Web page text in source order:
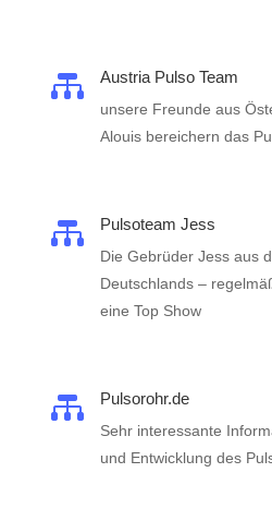
 Austria Pulso Team
unsere Freunde aus
Alouis bereichern das
 Pulsoteam Jess
Die Gebrüder Jess aus
Deutschlands –
eine Top Show
 Pulsorohr.de
Sehr interessante
und Entwicklung des